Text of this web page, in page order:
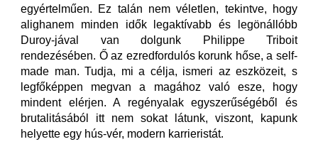
egyértelműen. Ez talán nem véletlen, tekintve, hogy
alighanem minden idők legaktívabb és legönállóbb
Duroy-jával van dolgunk Philippe Triboit
rendezésében. Ő az ezredfordulós korunk hőse, a self-
made man. Tudja, mi a célja, ismeri az eszközeit, s
legfőképpen megvan a magához való esze, hogy
mindent elérjen. A regényalak egyszerűségéből és
brutalitásából itt nem sokat látunk, viszont, kapunk
helyette egy hús-vér, modern karrieristát.